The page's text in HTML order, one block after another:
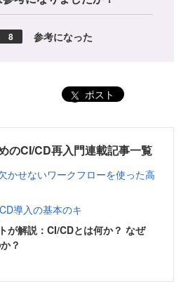
8 参考になった
ポスト
のCI/CD再入門連載記事一覧
かせないワークフローを使った高
導入の基本のキ
が解説：CI/CDとは何か？ なぜ
？